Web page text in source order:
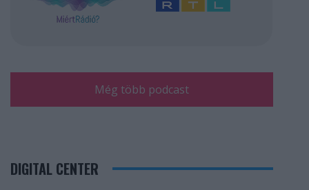
Még több podcast
DIGITAL CENTER